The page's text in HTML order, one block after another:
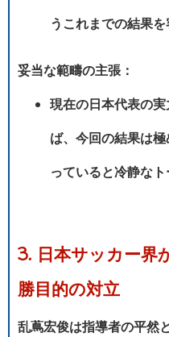
うこれまでの結果を
妥当な範疇の主張：
現在の日本代表の
ば、今回の結果は
っていると冷静なト
3. 日本サッカー界
勝目的の対立
乱蔦宏俊は指導者の平然